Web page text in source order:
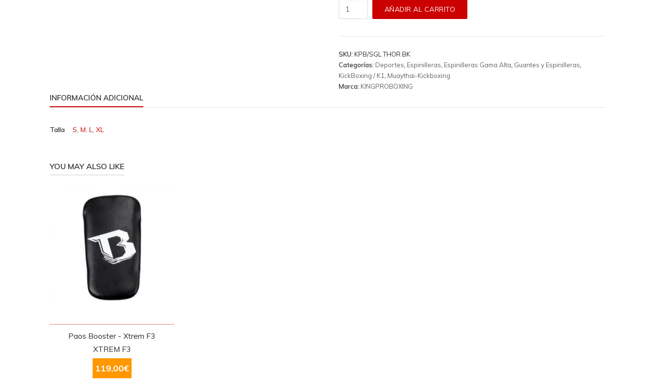
Espinilleras
Boxing
Kpb/Sgl
Thor
Bk
AÑADIR AL CARRITO
SKU: KPB/SGL THOR BK
Categorías: Deportes Espinilleras Espinilleras Gama Alta Guantes y Espinilleras
KickBoxing / K1
Muaythai-Kickboxing
Marca: KINGPROBOXING
INFORMACIÓN ADICIONAL
Talla S, M, L, XL
YOU MAY ALSO LIKE
Paos Booster - Xtrem F3
XTREM F3
119,00€